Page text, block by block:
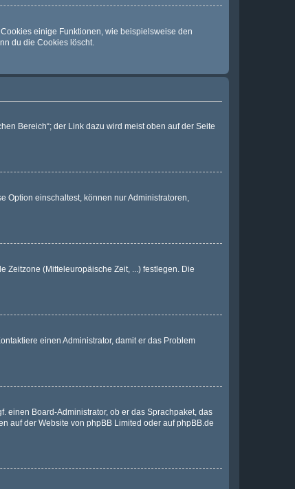
einige Funktionen, wie beispielsweise den
du die Cookies löscht.
Bereich“; der Link dazu wird meist oben auf der Seite
Option einschaltest, können nur Administratoren,
Zeitzone (Mitteleuropäische Zeit, ...) festlegen. Die
einen Administrator, damit er das Problem
einen Board-Administrator, ob er das Sprachpaket, das
auf der Website von phpBB Limited oder aufphpBB.de